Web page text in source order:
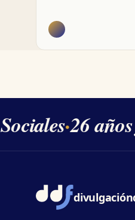
·26 años
divulgación